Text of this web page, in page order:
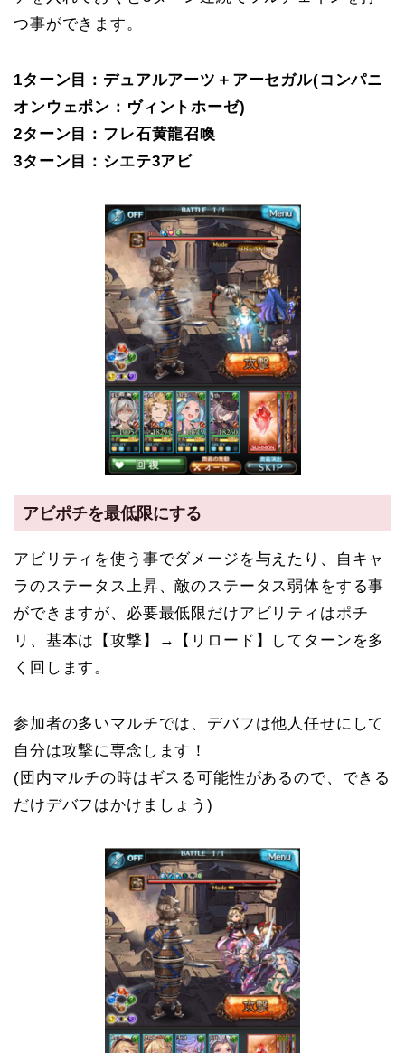
つ事ができます。
1ターン目：デュアルアーツ＋アーセガル(コンパニ
オンウェポン：ヴィントホーゼ)
2ターン目：フレ石黄龍召喚
3ターン目：シエテ3アビ
アビポチを最低限にする
アビリティを使う事でダメージを与えたり、自キャ
ラのステータス上昇、敵のステータス弱体をする事
ができますが、必要最低限だけアビリティはポチ
リ、基本は【攻撃】→【リロード】してターンを多
く回します。
参加者の多いマルチでは、デバフは他人任せにして
自分は攻撃に専念します！
(団内マルチの時はギスる可能性があるので、できる
だけデバフはかけましょう)